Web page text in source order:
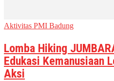
Aktivitas PMI Badung
Lomba Hiking
Edukasi Kemanusiaan
Aksi